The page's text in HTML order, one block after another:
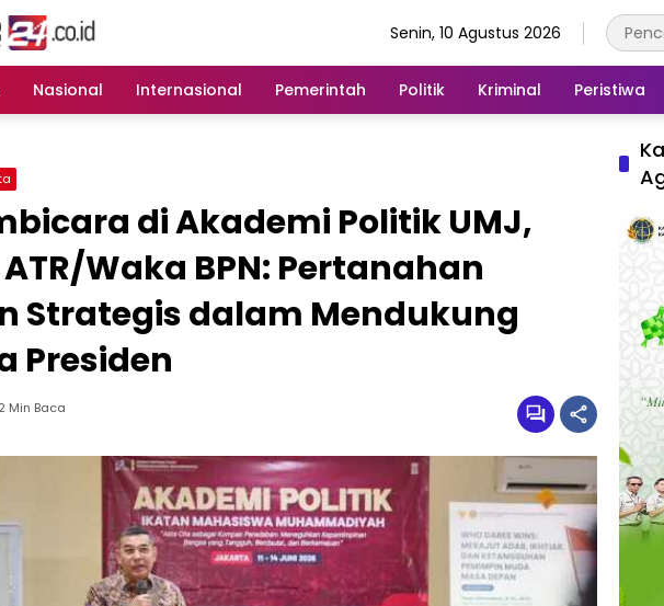
Senin, 10 Agustus 2026
Nasional Internasional Pemerintah Politik Kriminal Peristiwa
di Akademi Politik UMJ,
Waka BPN: Pertanahan
Strategis dalam Mendukung
Presiden
2 Min Baca